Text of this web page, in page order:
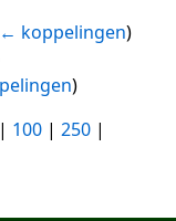
← koppelingen)
)
| 100 | 250 |